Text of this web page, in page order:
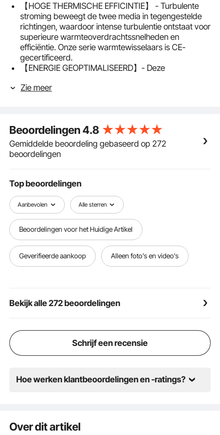
【HOGE THERMISCHE EFFICINTIE】 - Turbulente
stroming beweegt de twee media in tegengestelde
richtingen, waardoor intense turbulentie ontstaat voor
superieure warmteoverdrachtssnelheden en
efficiëntie. Onze serie warmtewisselaars is CE-
gecertificeerd.
【ENERGIE GEOPTIMALISEERD】- Deze
vooraf ingestelde temperatuur verwarmen, wat zeer
platenwarmtewisselaar is voorzien van 316L
roestvrijstalen platen die aan de randen en matrix van
contactpunten aan elkaar zijn gesoldeerd om een
betrouwbaar en robuust onderdeel te vormen dat
bestand is tegen hoge druk en bestand is tegen hoge
temperaturen . Vier verdikte BSP FPT-poorten voor
eenvoudigere installatie.
【COMPACT ONTWERP】 - Het golfplaatontwerp
van deze platenkoeler zorgt voor een aanzienlijk
kleinere constructie en voetafdruk met gelijkwaardige
of betere prestaties in vergelijking met andere
warmteoverdrachtapparaten - wat resulteert in een
aanzienlijke ruimtebesparing.
unit, ideaal voor industriële oliekoeling,
Zie meer
Beoordelingen4.8
Gemiddelde beoordeling gebaseerd op 272
beoordelingen
Top beoordelingen
Aanbevolen Alle sterren
Beoordelingen voor het Huidige Artikel
Geverifieerde aankoop Alleen foto's en video's
Bekijk alle 272 beoordelingen
Schrijf een recensie
Hoe werken klantbeoordelingen en -ratings?
Over dit artikel